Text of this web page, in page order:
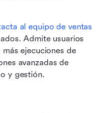
al equipo de ventas
Admite usuarios
ejecuciones de
avanzadas de
y gestión.